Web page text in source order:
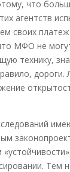
что
агентств
своих
МФО не
технику,
Тем